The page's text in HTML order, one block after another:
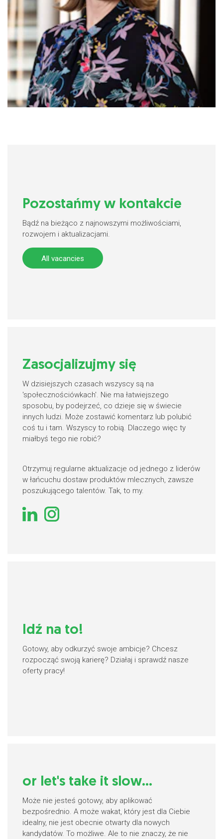
Pozostańmy w kontakcie
Bądź na bieżąco z najnowszymi możliwościami,
rozwojem i aktualizacjami.
All vacancies
Zasocjalizujmy się
W dzisiejszych czasach wszyscy są na
'społecznościówkach'. Nie ma łatwiejszego
sposobu, by podejrzeć, co dzieje się w świecie
innych ludzi. Może zostawić komentarz lub polubić
coś tu i tam. Wszyscy to robią. Dlaczego więc ty
miałbyś tego nie robić?
Otrzymuj regularne aktualizacje od jednego z liderów
w łańcuchu dostaw produktów mlecznych, zawsze
poszukującego talentów. Tak, to my.
Idź na to!
Gotowy, aby odkurzyć swoje ambicje? Chcesz
rozpocząć swoją karierę? Działaj i sprawdź nasze
oferty pracy!
or let's take it slow...
Może nie jesteś gotowy, aby aplikować
bezpośrednio. A może wakat, który jest dla Ciebie
idealny, nie jest obecnie otwarty dla nowych
kandydatów. To możliwe. Ale to nie znaczy, że nie